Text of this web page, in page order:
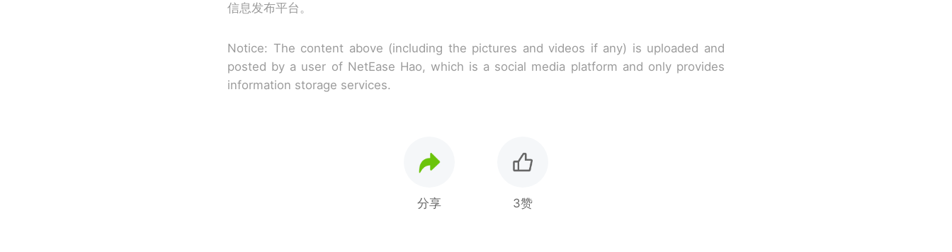
信息发布平台。
Notice: The content above (including the pictures and videos if any) is uploaded and
posted by a user of NetEase Hao, which is a social media platform and only provides
information storage services.
分享 3赞